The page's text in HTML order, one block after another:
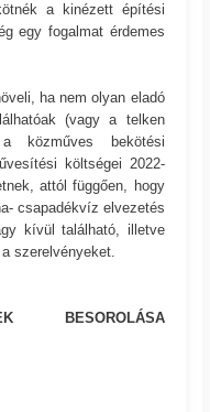
a kinézett építési
egy fogalmat érdemes
ha nem olyan eladó
(vagy a telken
közműves bekötési
költségei 2022-
attól függően, hogy
csapadékvíz elvezetés
kívül található, illetve
szerelvényeket.
BESOROLÁSA